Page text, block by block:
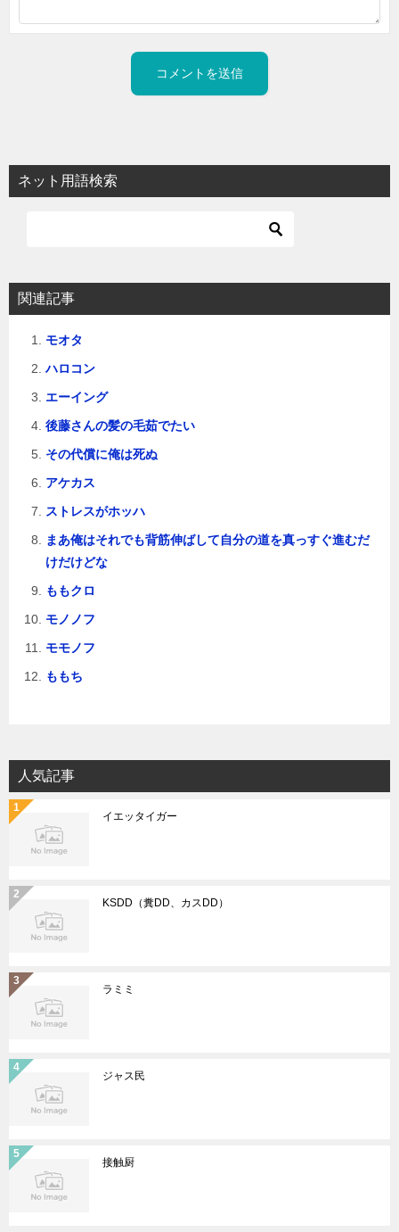
ネット用語検索
関連記事
モオタ
ハロコン
エーイング
後藤さんの髪の毛茹でたい
その代償に俺は死ぬ
アケカス
ストレスがホッハ
まあ俺はそれでも背筋伸ばして自分の道を真っすぐ進むだ
けだけどな
ももクロ
モノノフ
モモノフ
ももち
人気記事
イエッタイガー
KSDD（糞DD、カスDD）
ラミミ
ジャス民
接触厨